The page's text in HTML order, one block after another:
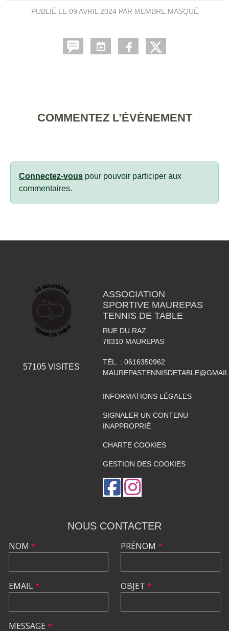
PUBLIÉ LE 09 AVRIL 2024PAR MEMBRE MASQUÉ
COMMENTEZ L’ÉVÈNEMENT
Connectez-vous pour pouvoir participer aux
commentaires.
57105VISITES
ASSOCIATION
SPORTIVE MAUREPAS
TENNIS DE TABLE
RUE DU RAZ
78310 MAUREPAS
TÉL. : 0616350962
INFORMATIONS LÉGALES
SIGNALER UN CONTENU
INAPPROPRIÉ
CHARTE COOKIES
GESTION DES COOKIES
NOUS CONTACTER
NOM *
EMAIL*
PRÉNOM *
OBJET *
MESSAGE *